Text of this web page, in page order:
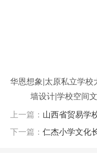
华恩想象|太原私立学
墙设计|学校空间
上一篇： 山西省贸易学
下一篇： 仁杰小学文化